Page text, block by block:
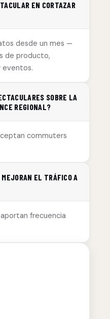
EN CORTAZAR
desde un mes —
de producto,
eventos.
SOBRE LA
REGIONAL?
commuters
EL TRÁFICO A
frecuencia